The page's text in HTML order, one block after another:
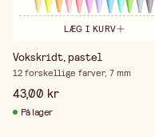
LÆG I KURV
Vokskridt, pastel
12 forskellige farver, 7 mm
43,00 kr
På lager